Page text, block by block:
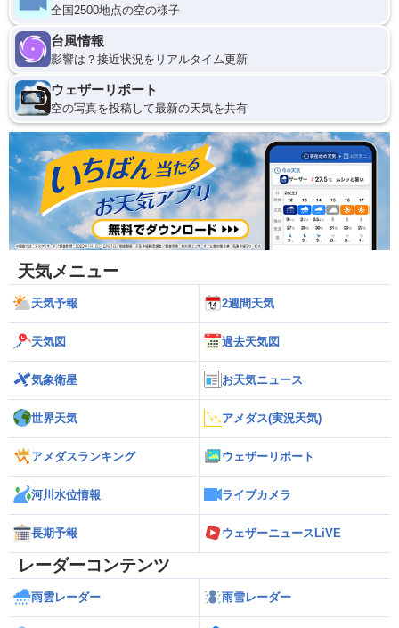
全国2500地点の空の様子
台風情報
影響は？接近状況をリアルタイム更新
ウェザーリポート
空の写真を投稿して最新の天気を共有
天気メニュー
天気予報 2週間天気
天気図 過去天気図
気象衛星 お天気ニュース
世界天気 アメダス(実況天気)
アメダスランキング ウェザーリポート
河川水位情報 ライブカメラ
長期予報 ウェザーニュースLiVE
レーダーコンテンツ
雨雲レーダー 雨雪レーダー